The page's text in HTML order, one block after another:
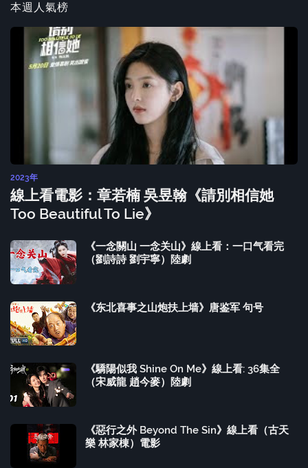
本週人氣榜
2023年
線上看電影：章若楠 吳昱翰《請別相信她
Too Beautiful To Lie》
《一念關山 一念关山》線上看：一口气看完
（劉詩詩 劉宇寧）陸劇
《东北喜事之山炮扶上墙》唐鉴军 句号
《驕陽似我 Shine On Me》線上看: 36集全
（宋威龍 趙今麥）陸劇
《惡行之外 Beyond The Sin》線上看（古天
樂 林家棟）電影